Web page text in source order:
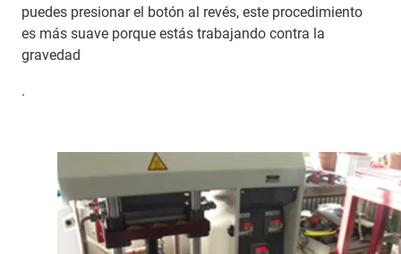
puedes presionar el botón al revés, este procedimiento
es más suave porque estás trabajando contra la
gravedad
.